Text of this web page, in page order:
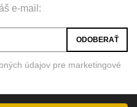
e-mail:
údajov pre marketingové